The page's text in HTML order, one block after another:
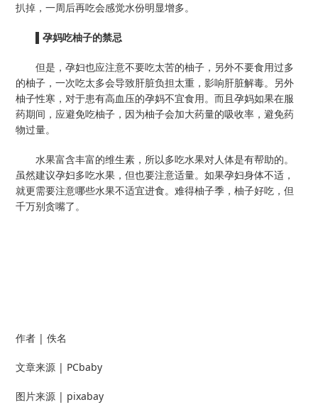
扒掉，一周后再吃会感觉水份明显增多。
▌孕妈吃柚子的禁忌
但是，孕妇也应注意不要吃太苦的柚子，另外不要食用过多
的柚子，一次吃太多会导致肝脏负担太重，影响肝脏解毒。另外
柚子性寒，对于患有高血压的孕妈不宜食用。而且孕妈如果在服
药期间，应避免吃柚子，因为柚子会加大药量的吸收率，避免药
物过量。
水果富含丰富的维生素，所以多吃水果对人体是有帮助的。
虽然建议孕妇多吃水果，但也要注意适量。如果孕妇身体不适，
就更需要注意哪些水果不适宜进食。难得柚子季，柚子好吃，但
千万别贪嘴了。
作者 | 佚名
文章来源 | PCbaby
图片来源 | pixabay